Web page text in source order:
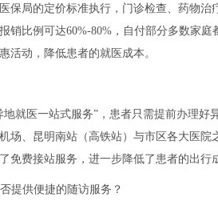
保局的定价标准执行，门诊检查、药物治
比例可达60%-80%，自付部分多数家庭
活动，降低患者的就医成本。
就医一站式服务”，患者只需提前办理好
场、昆明南站（高铁站）与市区各大医院
免费接站服务，进一步降低了患者的出行
提供便捷的随访服务？